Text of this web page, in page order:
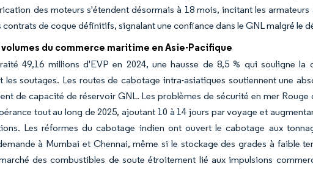
des moteurs s'étendent désormais à 18 mois, incitant les
contrats de coque définitifs, signalant une confiance dans le GNL malgré le
volumes du commerce maritime en Asie-Pacifique
49,16 millions d'EVP en 2024, une hausse de 8,5 % qui souligne
les soutages. Les routes de cabotage intra-asiatiques soutiennent une
de capacité de réservoir GNL. Les problèmes de sécurité en mer
tout au long de 2025, ajoutant 10 à 14 jours par voyage et
Les réformes du cabotage indien ont ouvert le cabotage aux
à Mumbai et Chennai, même si le stockage des grades à faible
des combustibles de soute étroitement lié aux impulsions